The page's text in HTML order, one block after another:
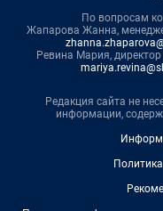
По вопросам
Жапарова Жанна,
Ревина Мария,
Редакция сайта не
информации,